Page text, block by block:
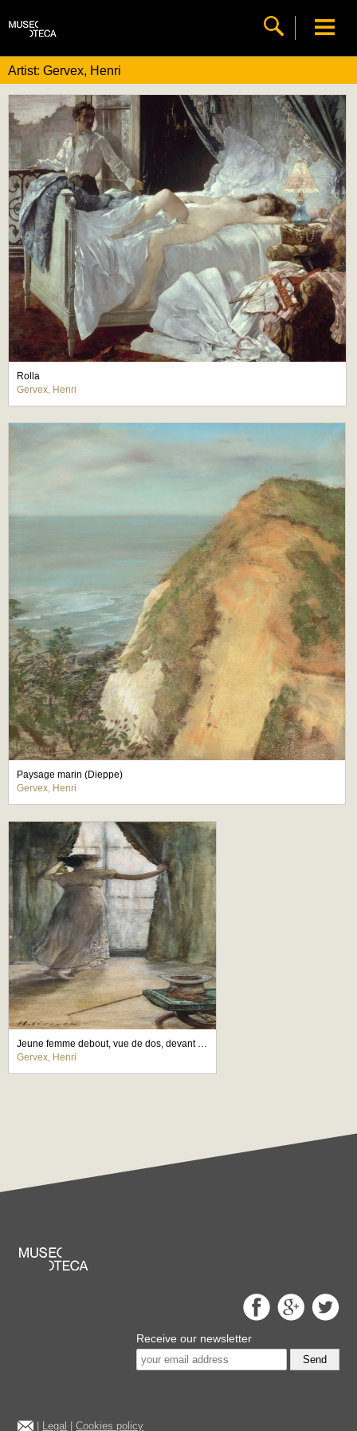
Artist: Gervex, Henri
Rolla
Gervex, Henri
Paysage marin (Dieppe)
Gervex, Henri
Jeune femme debout, vue de dos, devant une fen?tre
Gervex, Henri
Receive our newsletter
Send
Legal |Cookies policy